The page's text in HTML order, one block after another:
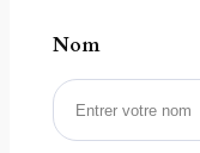
Nom